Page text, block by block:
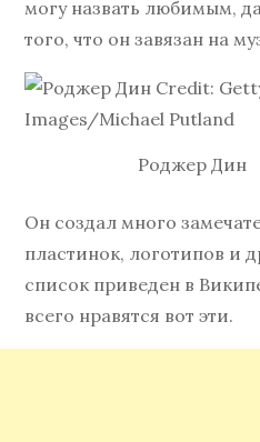
могу назвать любимым,
того, что он завязан на
Роджер Дин
Он создал много
пластинок, логотипов и
список приведен в
всего нравятся вот эти.